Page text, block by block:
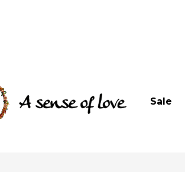
Sale